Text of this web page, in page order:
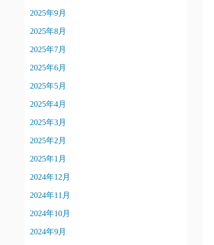
2025年9月
2025年8月
2025年7月
2025年6月
2025年5月
2025年4月
2025年3月
2025年2月
2025年1月
2024年12月
2024年11月
2024年10月
2024年9月